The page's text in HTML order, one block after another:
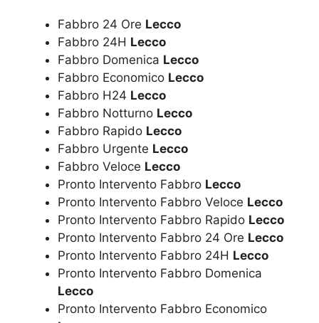
Fabbro 24 Ore Lecco
Fabbro 24H Lecco
Fabbro Domenica Lecco
Fabbro Economico Lecco
Fabbro H24 Lecco
Fabbro Notturno Lecco
Fabbro Rapido Lecco
Fabbro Urgente Lecco
Fabbro Veloce Lecco
Pronto Intervento Fabbro Lecco
Pronto Intervento Fabbro Veloce Lecco
Pronto Intervento Fabbro Rapido Lecco
Pronto Intervento Fabbro 24 Ore Lecco
Pronto Intervento Fabbro 24H Lecco
Pronto Intervento Fabbro Domenica
Lecco
Pronto Intervento Fabbro Economico